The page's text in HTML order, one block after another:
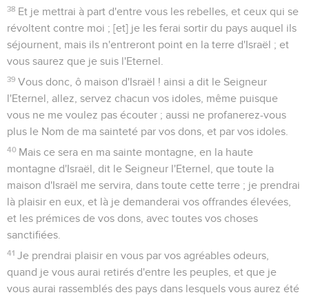
38 Et je mettrai à part d'entre vous les rebelles, et ceux qui se
révoltent contre moi ; [et] je les ferai sortir du pays auquel ils
séjournent, mais ils n'entreront point en la terre d'Israël ; et
vous saurez que je suis l'Eternel.
39 Vous donc, ô maison d'Israël ! ainsi a dit le Seigneur
l'Eternel, allez, servez chacun vos idoles, même puisque
vous ne me voulez pas écouter ; aussi ne profanerez-vous
plus le Nom de ma sainteté par vos dons, et par vos idoles.
40 Mais ce sera en ma sainte montagne, en la haute
montagne d'Israël, dit le Seigneur l'Eternel, que toute la
maison d'Israël me servira, dans toute cette terre ; je prendrai
là plaisir en eux, et là je demanderai vos offrandes élevées,
et les prémices de vos dons, avec toutes vos choses
sanctifiées.
41 Je prendrai plaisir en vous par vos agréables odeurs,
quand je vous aurai retirés d'entre les peuples, et que je
vous aurai rassemblés des pays dans lesquels vous aurez été